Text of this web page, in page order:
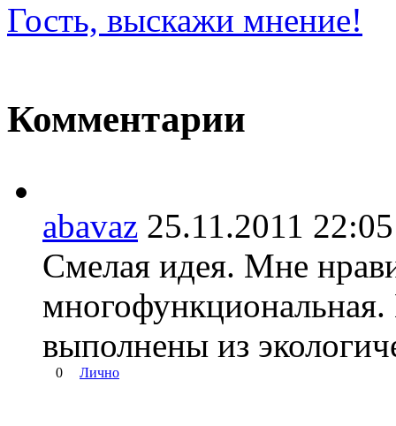
Гость, выскажи мнение!
Комментарии
abavaz 25.11.2011
Смелая идея. Мне
выполнены из
0 Лично